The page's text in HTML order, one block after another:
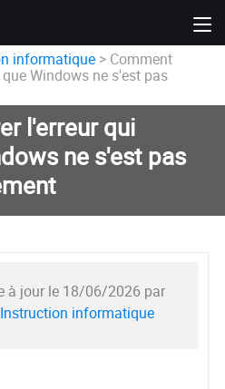
informatique> Comment
Windows ne s'est pas
l'erreur qui
ne s'est pas
à jour le 18/06/2026 par
Instruction informatique